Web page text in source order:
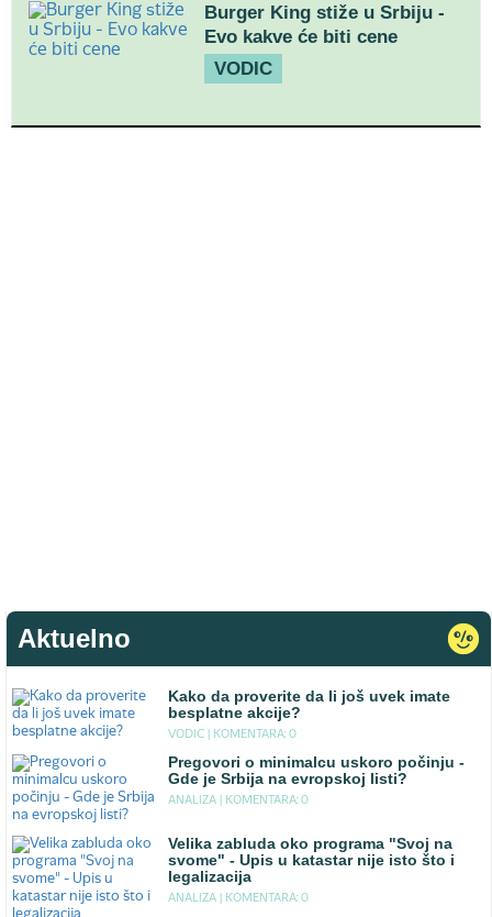
Burger King stiže u Srbiju -
Evo kakve će biti cene
VODIC
Aktuelno
Kako da proverite da li još uvek imate
besplatne akcije?
VODIC | KOMENTARA: 0
Pregovori o minimalcu uskoro počinju -
Gde je Srbija na evropskoj listi?
ANALIZA | KOMENTARA: 0
Velika zabluda oko programa "Svoj na
svome" - Upis u katastar nije isto što i
legalizacija
ANALIZA | KOMENTARA: 0